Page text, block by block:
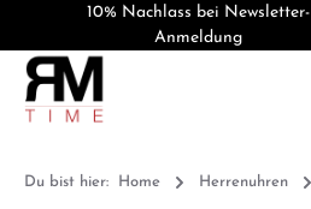
10% Nachlass bei Newsletter-
Anmeldung
Du bist hier: Home Herrenuhren